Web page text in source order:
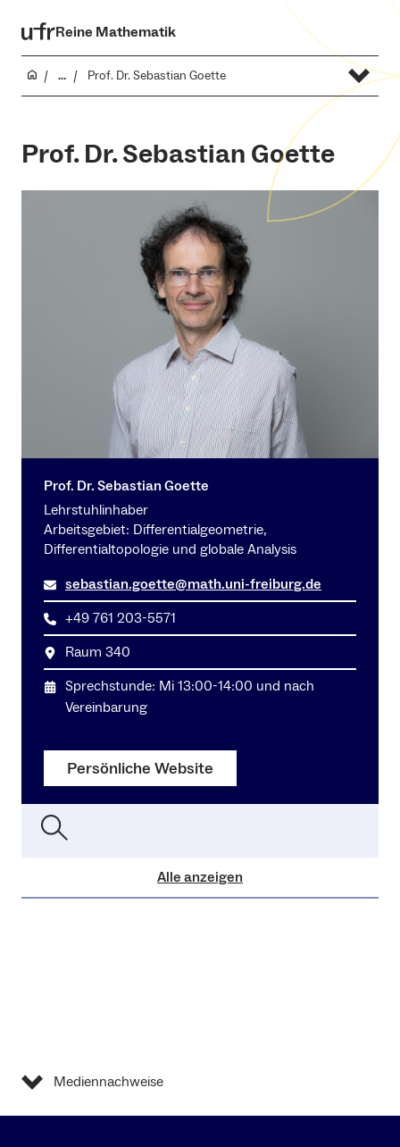
Reine Mathematik
... Prof. Dr. Sebastian Goette
Prof. Dr. Sebastian Goette
Prof. Dr. Sebastian Goette
Lehrstuhlinhaber
Arbeitsgebiet: Differentialgeometrie,
Differentialtopologie und globale Analysis
sebastian.goette@math.uni-freiburg.de
+49 761 203-5571
Raum 340
Sprechstunde: Mi 13:00-14:00 und nach
Vereinbarung
Persönliche Website
Alle anzeigen
Mediennachweise